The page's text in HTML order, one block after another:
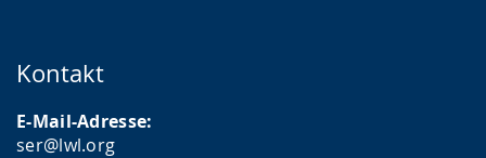
Kontakt
E-Mail-Adresse:
ser@lwl.org